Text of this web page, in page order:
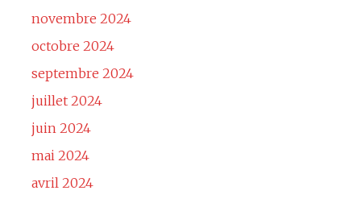
novembre 2024
octobre 2024
septembre 2024
juillet 2024
juin 2024
mai 2024
avril 2024